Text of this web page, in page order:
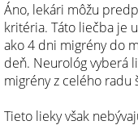
Áno, lekári môžu
kritéria. Táto liečba je
ako 4 dni migrény do
deň. Neurológ vyberá
migrény z celého radu
Tieto lieky však